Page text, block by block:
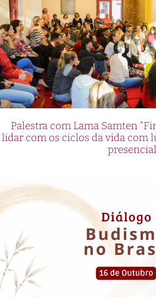
Palestra com Lama Samten
lidar com os ciclos da vida com